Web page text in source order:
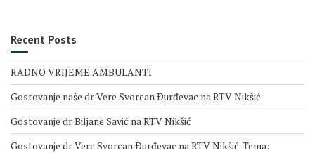
Recent Posts
RADNO VRIJEME AMBULANTI
Gostovanje naše dr Vere Svorcan Ðurđevac na RTV Nikšić
Gostovanje dr Biljane Savić na RTV Nikšić
Gostovanje dr Vere Svorcan Ðurđevac na RTV Nikšić. Tema: